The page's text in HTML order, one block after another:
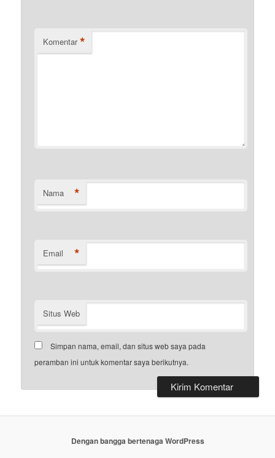
Komentar *
Nama *
Email *
Situs Web
Simpan nama, email, dan situs web saya pada
peramban ini untuk komentar saya berikutnya.
Dengan bangga bertenaga WordPress